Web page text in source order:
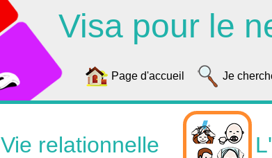
Visa pour le
Page d'accueil Je
Vie relationnelle